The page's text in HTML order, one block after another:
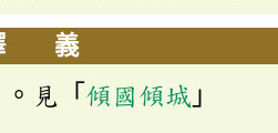
義
。見「 傾國傾城 」